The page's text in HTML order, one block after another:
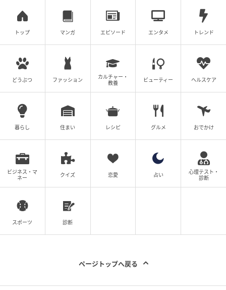
次の記事
「あの人ステキ」褒められそう♡【グローバ
ルワーク】30・40代に似合う「シャレ見えス
カート」
の記事をもっとみる
トップ マンガ エピソード エンタメ トレンド
どうぶつ ファッション
カルチャー・
教養
ビューティー ヘルスケア
暮らし 住まい レシピ グルメ おでかけ
ビジネス・マ
ネー
クイズ 恋愛 占い
心理テスト・
診断
スポーツ 診断
ページトップへ戻る